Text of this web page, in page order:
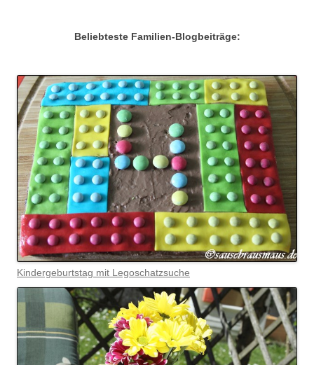
Beliebteste Familien-Blogbeiträge:
Kindergeburtstag mit Legoschatzsuche